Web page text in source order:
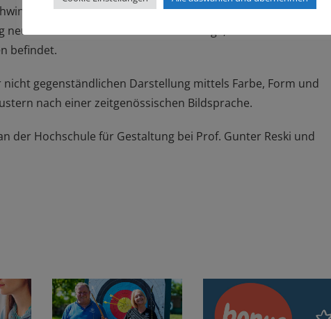
überlagernde lasierende Farbschichten imitiert,
ausrichtet. Dabei stellt sich die Frage, ob das Muster
befindet.
gegenständlichen Darstellung mittels Farbe, Form und
nach einer zeitgenössischen Bildsprache.
der Hochschule für Gestaltung bei Prof. Gunter Reski und